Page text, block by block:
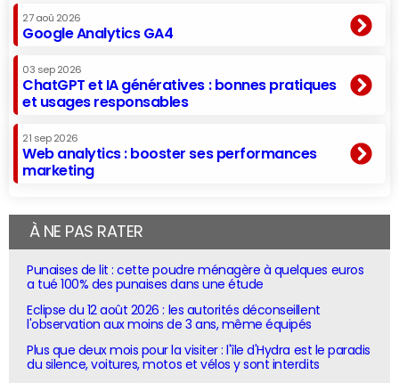
27 aoû 2026
Google Analytics GA4
03 sep 2026
ChatGPT et IA génératives : bonnes pratiques
et usages responsables
21 sep 2026
Web analytics : booster ses performances
marketing
À NE PAS RATER
Punaises de lit : cette poudre ménagère à quelques euros
a tué 100% des punaises dans une étude
Eclipse du 12 août 2026 : les autorités déconseillent
l'observation aux moins de 3 ans, même équipés
Plus que deux mois pour la visiter : l'île d'Hydra est le paradis
du silence, voitures, motos et vélos y sont interdits